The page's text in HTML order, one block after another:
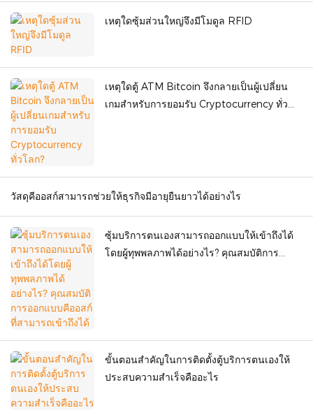
เหตุใดซุ้มส่วนใหญ่จึงมีโมดูล RFID
เหตุใดตู้ ATM Bitcoin จึงกลายเป็นผู้เปลี่ยน
เกมสำหรับการยอมรับ Cryptocurrency ทั่ว
วัสดุคีออสก์สามารถช่วยให้ธุรกิจมีอายุยืนยาวได้อย่างไร
ซุ้มบริการตนเองสามารถออกแบบให้เข้าถึงได้
โดยผู้ทุพพลภาพได้อย่างไร? คุณสมบัติการ
ขั้นตอนสำคัญในการติดตั้งตู้บริการตนเองให้
ประสบความสำเร็จคืออะไร